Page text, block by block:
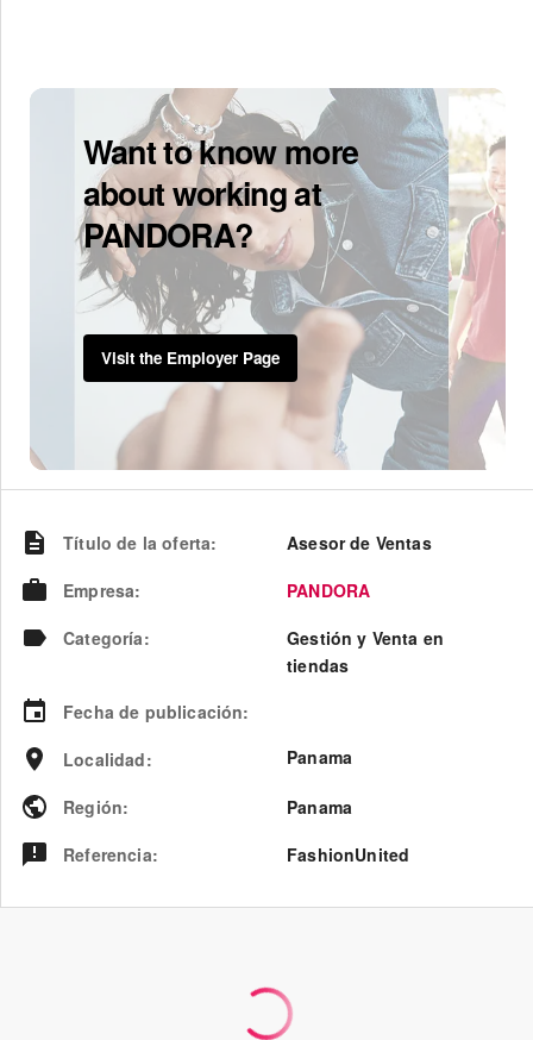
Want to know more
about working at
PANDORA?
Visit the Employer Page
Título de la oferta:
Asesor de Ventas
Empresa:
PANDORA
Categoría:
Gestión y Venta en
tiendas
Fecha de publicación:
Localidad: Panama
Región:
Panama
Referencia: FashionUnited